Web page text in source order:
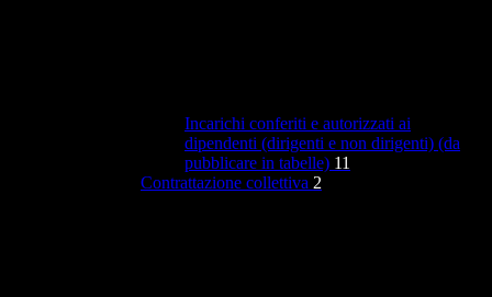
Incarichi conferiti e autorizzati ai
dipendenti (dirigenti e non dirigenti) (da
pubblicare in tabelle) 11
Contrattazione collettiva 2